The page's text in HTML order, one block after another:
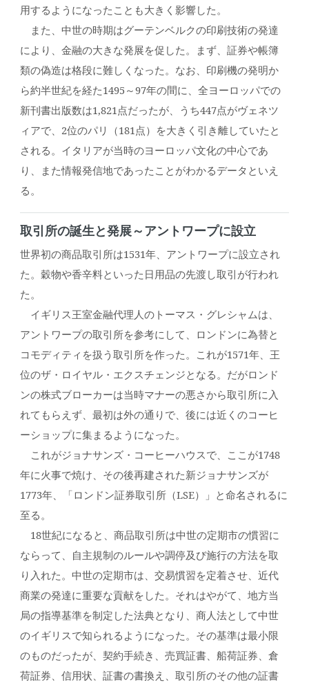
用するようになったことも大きく影響した。
また、中世の時期はグーテンベルクの印刷技術の発達
により、金融の大きな発展を促した。まず、証券や帳簿
類の偽造は格段に難しくなった。なお、印刷機の発明か
ら約半世紀を経た1495～97年の間に、全ヨーロッパでの
新刊書出版数は1,821点だったが、うち447点がヴェネツ
ィアで、2位のパリ（181点）を大きく引き離していたと
される。イタリアが当時のヨーロッパ文化の中心であ
り、また情報発信地であったことがわかるデータといえ
る。
取引所の誕生と発展～アントワープに設立
世界初の商品取引所は1531年、アントワープに設立され
た。穀物や香辛料といった日用品の先渡し取引が行われ
た。
イギリス王室金融代理人のトーマス・グレシャムは、
アントワープの取引所を参考にして、ロンドンに為替と
コモディティを扱う取引所を作った。これが1571年、王
位のザ・ロイヤル・エクスチェンジとなる。だがロンド
ンの株式ブローカーは当時マナーの悪さから取引所に入
れてもらえず、最初は外の通りで、後には近くのコーヒ
ーショップに集まるようになった。
これがジョナサンズ・コーヒーハウスで、ここが1748
年に火事で焼け、その後再建された新ジョナサンズが
1773年、「ロンドン証券取引所（LSE）」と命名されるに
至る。
18世紀になると、商品取引所は中世の定期市の慣習に
ならって、自主規制のルールや調停及び施行の方法を取
り入れた。中世の定期市は、交易慣習を定着させ、近代
商業の発達に重要な貢献をした。それはやがて、地方当
局の指導基準を制定した法典となり、商人法として中世
のイギリスで知られるようになった。その基準は最小限
のものだったが、契約手続き、売買証書、船荷証券、倉
荷証券、信用状、証書の書換え、取引所のその他の証書